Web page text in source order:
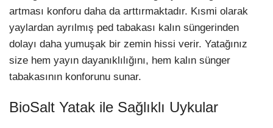
artması konforu daha da arttırmaktadır. Kısmi olarak
yaylardan ayrılmış ped tabakası kalın süngerinden
dolayı daha yumuşak bir zemin hissi verir. Yatağınız
size hem yayın dayanıklılığını, hem kalın sünger
tabakasının konforunu sunar.
BioSalt Yatak ile Sağlıklı Uykular